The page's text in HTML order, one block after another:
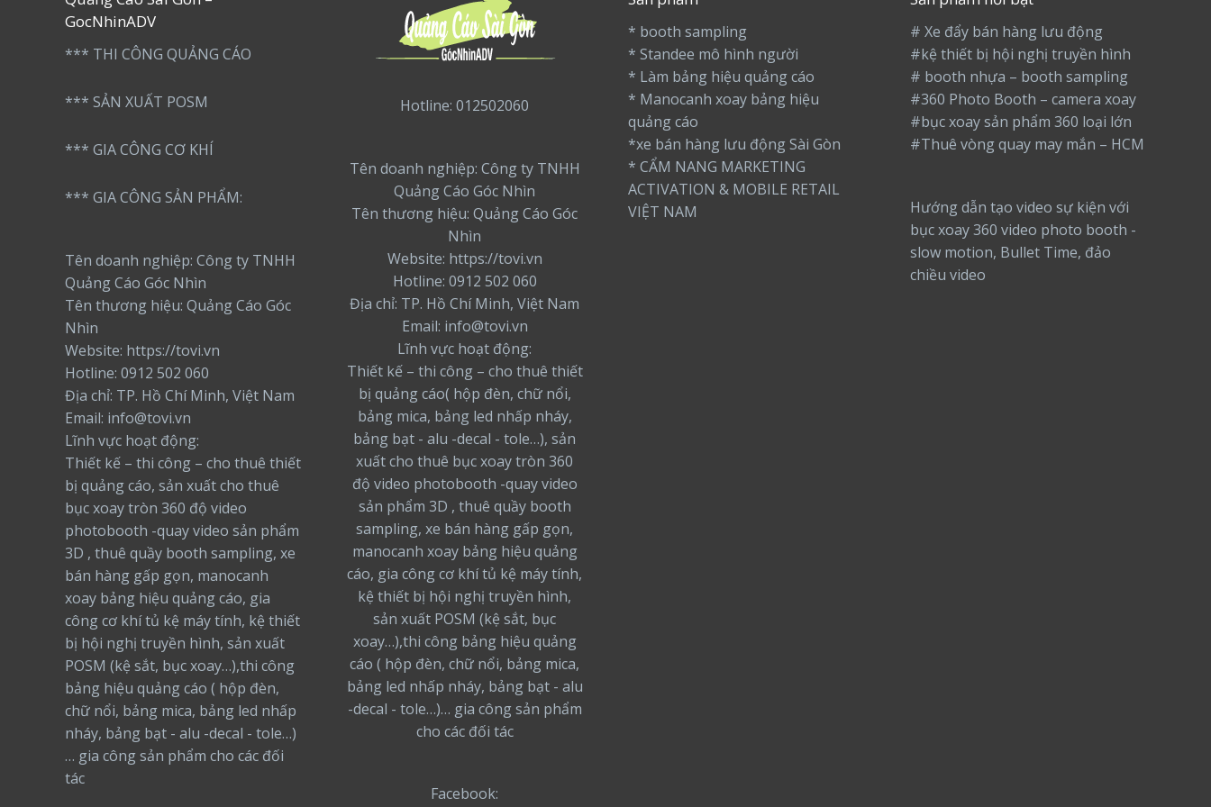
GocNhinADV
*** THI CÔNG QUẢNG CÁO
*** SẢN XUẤT POSM
*** GIA CÔNG CƠ KHÍ
*** GIA CÔNG SẢN PHẨM:
Tên doanh nghiệp: Công ty TNHH
Quảng Cáo Góc Nhìn
Tên thương hiệu: Quảng Cáo Góc
Nhìn
Website: https://tovi.vn
Hotline: 0912 502 060
Địa chỉ: TP. Hồ Chí Minh, Việt Nam
Email: info@tovi.vn
Lĩnh vực hoạt động:
Thiết kế – thi công – cho thuê thiết
bị quảng cáo, sản xuất cho thuê
bục xoay tròn 360 độ video
photobooth -quay video sản phẩm
3D , thuê quầy booth sampling, xe
bán hàng gấp gọn, manocanh
xoay bảng hiệu quảng cáo, gia
công cơ khí tủ kệ máy tính, kệ thiết
bị hội nghị truyền hình, sản xuất
POSM (kệ sắt, bục xoay…),thi công
bảng hiệu quảng cáo ( hộp đèn,
chữ nổi, bảng mica, bảng led nhấp
nháy, bảng bạt - alu -decal - tole…)
… gia công sản phẩm cho các đối
tác
Hotline: 012502060
Tên doanh nghiệp: Công ty TNHH
Quảng Cáo Góc Nhìn
Tên thương hiệu: Quảng Cáo Góc
Nhìn
Website: https://tovi.vn
Hotline: 0912 502 060
Địa chỉ: TP. Hồ Chí Minh, Việt Nam
Email: info@tovi.vn
Lĩnh vực hoạt động:
Thiết kế – thi công – cho thuê thiết
bị quảng cáo( hộp đèn, chữ nổi,
bảng mica, bảng led nhấp nháy,
bảng bạt - alu -decal - tole…), sản
xuất cho thuê bục xoay tròn 360
độ video photobooth -quay video
sản phẩm 3D , thuê quầy booth
sampling, xe bán hàng gấp gọn,
manocanh xoay bảng hiệu quảng
cáo, gia công cơ khí tủ kệ máy tính,
kệ thiết bị hội nghị truyền hình,
sản xuất POSM (kệ sắt, bục
xoay…),thi công bảng hiệu quảng
cáo ( hộp đèn, chữ nổi, bảng mica,
bảng led nhấp nháy, bảng bạt - alu
-decal - tole…)… gia công sản phẩm
cho các đối tác
Facebook:
* booth sampling
* Standee mô hình người
* Làm bảng hiệu quảng cáo
* Manocanh xoay bảng hiệu
quảng cáo
*xe bán hàng lưu động Sài Gòn
* CẨM NANG MARKETING
ACTIVATION & MOBILE RETAIL
VIỆT NAM
# Xe đẩy bán hàng lưu động
#kệ thiết bị hội nghị truyền hình
# booth nhựa – booth sampling
#360 Photo Booth – camera xoay
#bục xoay sản phẩm 360 loại lớn
#Thuê vòng quay may mắn – HCM
Hướng dẫn tạo video sự kiện với
bục xoay 360 video photo booth -
slow motion, Bullet Time, đảo
chiều video